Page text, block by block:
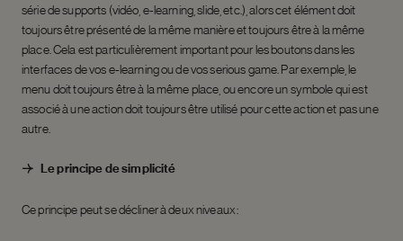
série de supports (vidéo, e-learning, slide, etc.), alors cet élément doit
toujours être présenté de la même manière et toujours être à la même
place. Cela est particulièrement important pour les boutons dans les
interfaces de vos e-learning ou de vos serious game. Par exemple, le
menu doit toujours être à la même place, ou encore un symbole qui est
associé à une action doit toujours être utilisé pour cette action et pas une
autre.
Le principe de simplicité
Ce principe peut se décliner à deux niveaux :